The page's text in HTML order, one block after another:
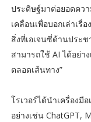
ประดิษฐ์มาต่อยอดคว
เคลื่อนเพื่อบอกเล่าเ
สิ่งที่เอเจนซี่ด้านประ
สามารถใช้ AI ได้อย่า
ตลอดเส้นทาง”
โรเวอร์ได้นำเครื่อง
อย่างเช่น ChatGPT,